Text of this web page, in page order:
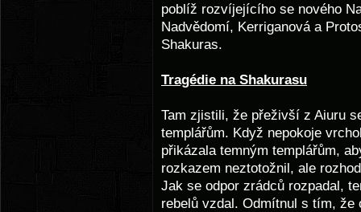
poblíž rozvíjejícího se nového
Nadvědomí, Kerriganová a
Shakuras.
Tragédie na Shakurasu
Tam zjistili, že přeživší z Aiuru
templářům. Když nepokoje
přikázala temným templářům,
rozkazem neztotožnil, ale
Jak se odpor zrádců rozpadal,
rebelů vzdal. Odmítnul s tím,